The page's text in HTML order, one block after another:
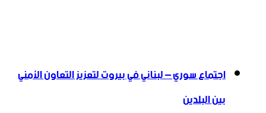
اجتماع سوري – لبناني في بيروت لتعزيز التعاون ‏الأمني
‏بين البلدين